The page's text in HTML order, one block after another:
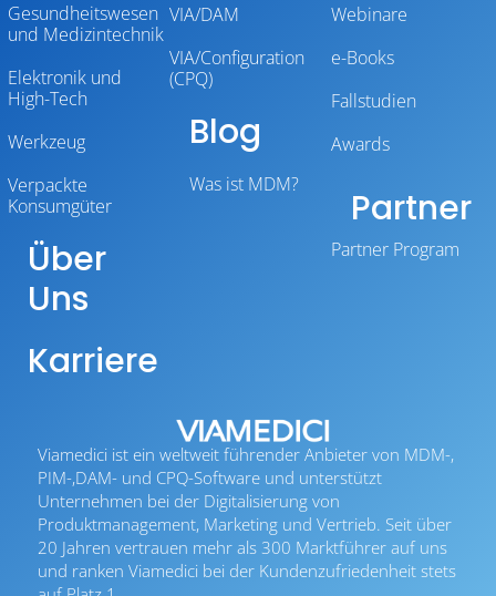
Viamedici ist ein weltweit führender Anbieter von MDM-,
PIM-,DAM- und CPQ-Software und unterstützt
Unternehmen bei der Digitalisierung von
Produktmanagement, Marketing und Vertrieb. Seit über
20 Jahren vertrauen mehr als 300 Marktführer auf uns
und ranken Viamedici bei der Kundenzufriedenheit stets
Gesundheitswesen
und Medizintechnik
Elektronik und
High-Tech
Werkzeug
Verpackte
Konsumgüter
Über
Uns
Karriere
VIA/DAM
VIA/Configuration
(CPQ)
Blog
Was ist MDM?
Webinare
e-Books
Fallstudien
Awards
Partner
Partner Program